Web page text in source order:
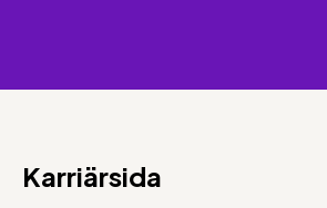
Karriärsida